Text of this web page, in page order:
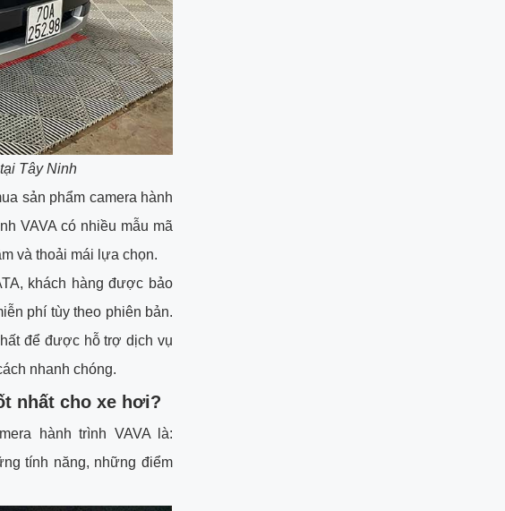
Tây Ninh
sản phẩm camera hành
VAVA có nhiều mẫu mã
và thoải mái lựa chọn.
khách hàng được bảo
phí tùy theo phiên bản.
để được hỗ trợ dịch vụ
nhanh chóng.
nhất cho xe hơi?
hành trình VAVA là:
tính năng, những điểm